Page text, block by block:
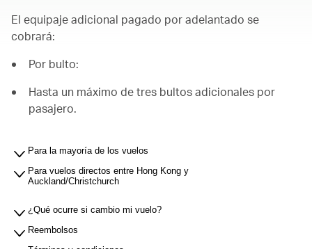
El equipaje adicional pagado por adelantado se
cobrará:
Por bulto:
Hasta un máximo de tres bultos adicionales por
pasajero.
Para la mayoría de los vuelos
Para vuelos directos entre Hong Kong y
Auckland/Christchurch
¿Qué ocurre si cambio mi vuelo?
Reembolsos